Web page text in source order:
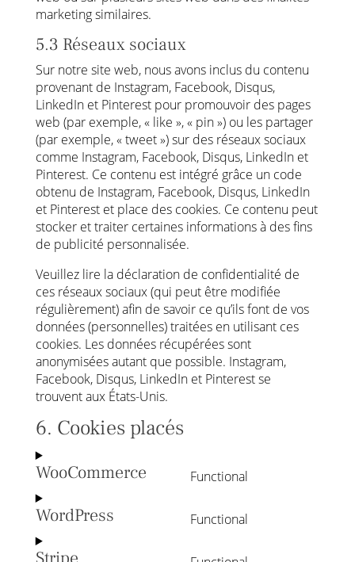
marketing similaires.
5.3 Réseaux sociaux
Sur notre site web, nous avons inclus du contenu
provenant de Instagram, Facebook, Disqus,
LinkedIn et Pinterest pour promouvoir des pages
web (par exemple, « like », « pin ») ou les partager
(par exemple, « tweet ») sur des réseaux sociaux
comme Instagram, Facebook, Disqus, LinkedIn et
Pinterest. Ce contenu est intégré grâce un code
obtenu de Instagram, Facebook, Disqus, LinkedIn
et Pinterest et place des cookies. Ce contenu peut
stocker et traiter certaines informations à des fins
de publicité personnalisée.
Veuillez lire la déclaration de confidentialité de
ces réseaux sociaux (qui peut être modifiée
régulièrement) afin de savoir ce qu’ils font de vos
données (personnelles) traitées en utilisant ces
cookies. Les données récupérées sont
anonymisées autant que possible. Instagram,
Facebook, Disqus, LinkedIn et Pinterest se
trouvent aux États-Unis.
6. Cookies placés
WooCommerce Functional
WordPress Functional